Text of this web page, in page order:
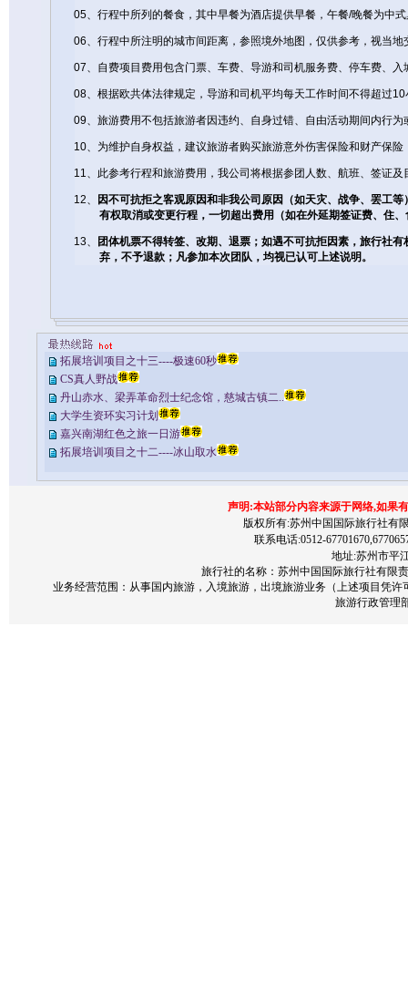
05、行程中所列的餐食，其中早餐为酒店提供早餐，午餐/晚餐为中
06、行程中所注明的城市间距离，参照境外地图，仅供参考，视当
07、自费项目费用包含门票、车费、导游和司机服务费、停车费、
08、根据欧共体法律规定，导游和司机平均每天工作时间不得超过10
09、旅游费用不包括旅游者因违约、自身过错、自由活动期间内行
10、为维护自身权益，建议旅游者购买旅游意外伤害保险和财产保险
11、此参考行程和旅游费用，我公司将根据参团人数、航班、签证
12、
因不可抗拒之客观原因和非我公司原因（如天灾、战争、罢工
有权取消或变更行程，一切超出费用（如在外延期签证费、住
13、
团体机票不得转签、改期、退票；如遇不可抗拒因素，旅行社
弃，不予退款；凡参加本次团队，均视已认可上述说明。
拓展培训项目之十三----极速60秒
CS真人野战
丹山赤水、梁弄革命烈士纪念馆，慈城古镇二..
大学生资环实习计划
嘉兴南湖红色之旅一日游
拓展培训项目之十二----冰山取水
声明:本站部分内容来源于网络,如果
版权所有:苏州中国国际旅行社有限
联系电话:0512-
地址:苏州市平
旅行社的名称：苏州中国国际旅行社有
业务经营范围：从事国内旅游，入境旅游，出境旅游业务（上述项目凭
旅游行政管理